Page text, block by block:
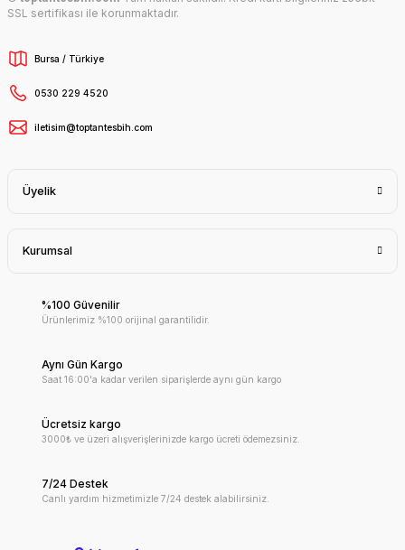
SSL sertifikası ile korunmaktadır.
Bursa / Türkiye
0530 229 4520
iletisim@toptantesbih.com
Üyelik
Kurumsal
%100 Güvenilir
Ürünlerimiz %100 orijinal garantilidir.
Aynı Gün Kargo
Saat 16:00'a kadar verilen siparişlerde aynı gün kargo
Ücretsiz kargo
3000₺ ve üzeri alışverişlerinizde kargo ücreti ödemezsiniz.
7/24 Destek
Canlı yardım hizmetimizle 7/24 destek alabilirsiniz.